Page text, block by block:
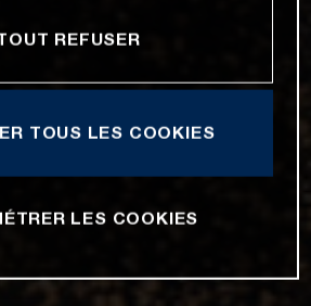
REFUSER
TOUS LES COOKIES
LES COOKIES